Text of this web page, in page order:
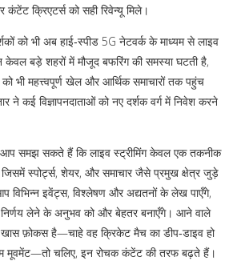
कंटेंट क्रिएटर्स को सही रिवेन्यू मिले।
को भी अब हाई‑स्पीड 5G नेटवर्क के माध्यम से लाइव
केवल बड़े शहरों में मौजूद बफरिंग की समस्या घटती है,
को भी महत्त्वपूर्ण खेल और आर्थिक समाचारों तक पहुंच
ने कई विज्ञापनदाताओं को नए दर्शक वर्ग में निवेश करने
समझ सकते हैं कि लाइव स्ट्रीमिंग केवल एक तकनीक
स्पोर्ट्स, शेयर, और समाचार जैसे प्रमुख क्षेत्र जुड़े
विभिन्न इवेंट्स, विश्लेषण और अद्यतनों के लेख पाएँगे,
लेने के अनुभव को और बेहतर बनाएँगे। आने वाले
फ़ोकस है—चाहे वह क्रिकेट मैच का डीप‑डाइव हो
मूवमेंट—तो चलिए, इन रोचक कंटेंट की तरफ बढ़ते हैं।